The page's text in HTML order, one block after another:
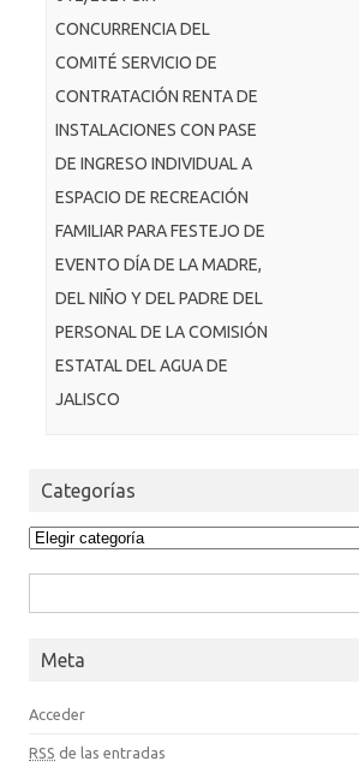
CONCURRENCIA DEL
COMITÉ SERVICIO DE
CONTRATACIÓN RENTA DE
INSTALACIONES CON PASE
DE INGRESO INDIVIDUAL A
ESPACIO DE RECREACIÓN
FAMILIAR PARA FESTEJO DE
EVENTO DÍA DE LA MADRE,
DEL NIÑO Y DEL PADRE DEL
PERSONAL DE LA COMISIÓN
ESTATAL DEL AGUA DE
JALISCO
Categorías
Categorías
Meta
Acceder
RSS de las entradas